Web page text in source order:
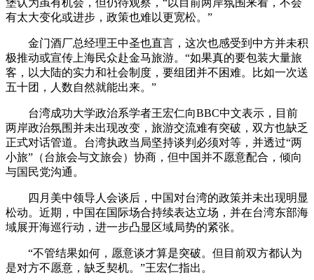
堡认为虽有机会，但仍待观察，“以目前两岸氛围来看，不会
有太大变化或进步，政策也难以更宽松。”
金门酒厂总经理王中圣也直言，这次也感受到中方并未积
极推动或宣传上海民众赴金马旅游。“如果真的要包装大量旅
客，以大陆的实力和社会制度，要组团并不困难。比如一次送
五十团，人数自然就能出来。”
台湾成功大学政治系学者王宏仁向BBC中文表示，目前
两岸政治氛围并未出现改变，旅游交流难有突破，双方也缺乏
正式对话管道。台湾执政当局坚持谈判必须对等，并透过“两
小旅”（台旅会与文旅会）协商，但中国并不愿意配合，倾向
与国民党沟通。
四月美中领导人会谈后，中国对台湾的政策并未出现明显
松动。近期，中国在国际场合持续表达立场，并在台湾东部海
域展开海巡行动，进一步凸显区域局势的紧张。
“不管结果如何，愿意谈才算是突破。但目前双方都认为
是对方不愿意，缺乏契机。”王宏仁指出。